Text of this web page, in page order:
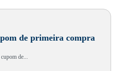
de primeira compra
de...